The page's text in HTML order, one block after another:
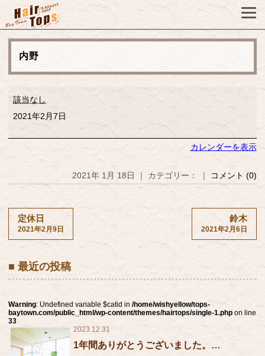
内野
野該当なし
2021年2月7日
カレンダーを表示
2021年 1月 18日 ｜ カテゴリー： ｜ コメント (0)
定休日
2021年2月9日
鈴木
2021年2月6日
■ 最近の投稿
Warning: Undefined variable $catid in/home/wishyellow/tops-
baytown.com/public_html/wp-content/themes/hairtops/single-1.php on line
33
2023.12.31
1年間ありがとうございました。…